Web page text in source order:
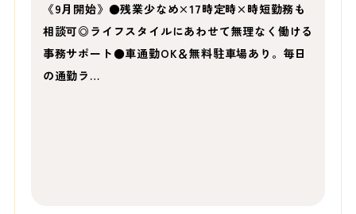
《9月開始》●残業少なめ×17時定時×時短勤務も
相談可◎ライフスタイルにあわせて無理なく働ける
事務サポート●車通勤OK＆無料駐車場あり。毎日
の通勤ラ…